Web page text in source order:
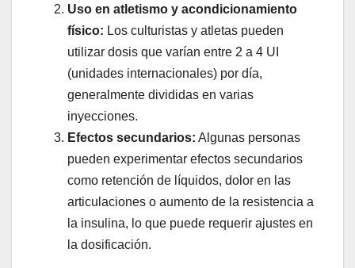
Uso en atletismo y acondicionamiento
físico: Los culturistas y atletas pueden
utilizar dosis que varían entre 2 a 4 UI
(unidades internacionales) por día,
generalmente divididas en varias
inyecciones.
Efectos secundarios: Algunas personas
pueden experimentar efectos secundarios
como retención de líquidos, dolor en las
articulaciones o aumento de la resistencia a
la insulina, lo que puede requerir ajustes en
la dosificación.